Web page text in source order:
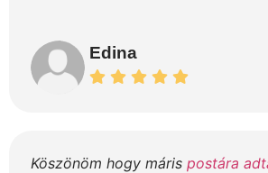
Edina
Köszönöm hogy máris postára